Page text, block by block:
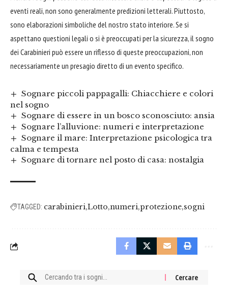
eventi reali, non sono generalmente predizioni letterali. Piuttosto,
sono elaborazioni simboliche del nostro stato interiore. Se si
aspettano questioni legali o si è preoccupati per la sicurezza, il sogno
dei Carabinieri può essere un riflesso di queste preoccupazioni, non
necessariamente un presagio diretto di un evento specifico.
Sognare piccoli pappagalli: Chiacchiere e colori
nel sogno
Sognare di essere in un bosco sconosciuto: ansia
Sognare l’alluvione: numeri e interpretazione
Sognare il mare: Interpretazione psicologica tra
calma e tempesta
Sognare di tornare nel posto di casa: nostalgia
TAGGED: carabinieri Lotto numeri protezione sogni
Cercare: